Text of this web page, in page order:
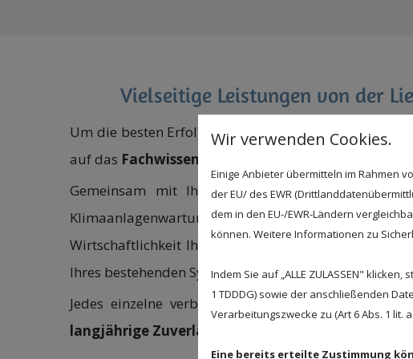
Vielseitige Leistungen von der
Um die besten Erfolge für Ihr Unternehmen zu
auf das Fachwissen von unseren
Gemeinsam mit Ihnen erstellen wir eine
Klimaanlagenwartung und derWartungsservicefür
Wirtschaftlichkeit Ihrer Systeme im Blick und
Ihres bestehenden Systems Ihren Wünschen
Jedes einzelne verbaute Produkt entspricht dabei
langjährige Zuverlässigkeit
Wir verwenden Cookies.
Einige Anbieter übermitteln im Rahmen
der EU/ des EWR
dem in den EU-/EWR-Ländern
können. Weitere Informationen zu
Indem Sie auf „ALLE ZULASSEN"
1 TDDDG) sowie der anschließenden
Verarbeitungszwecke zu (Art 6 Abs. 1 lit.
Eine bereits erteilte Zustimmung